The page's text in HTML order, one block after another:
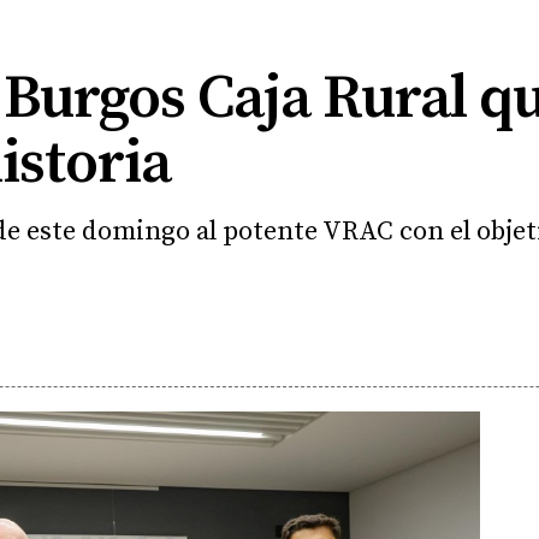
Caja Rural
este domingo al potente VRAC con el